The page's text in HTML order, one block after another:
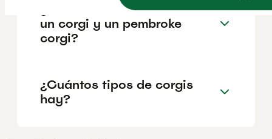
¿Cuál es la diferencia entre
un corgi y un pembroke
corgi?
¿Cuántos tipos de corgis
hay?